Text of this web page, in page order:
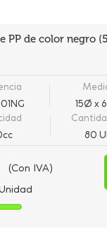
PP de color negro
15Ø x
80
(Con IVA)